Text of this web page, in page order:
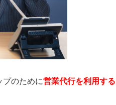
のために営業代行を利用する